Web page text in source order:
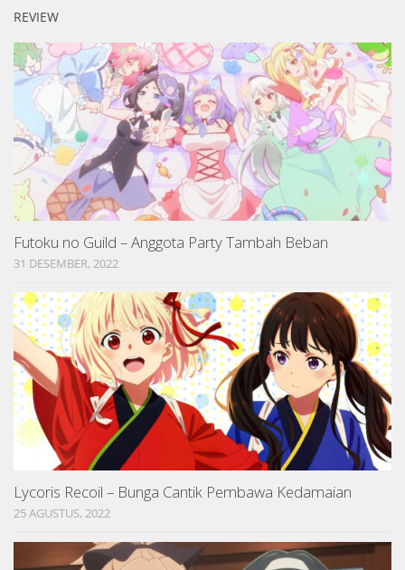
REVIEW
Futoku no Guild – Anggota Party Tambah Beban
31 DESEMBER, 2022
Lycoris Recoil – Bunga Cantik Pembawa Kedamaian
25 AGUSTUS, 2022